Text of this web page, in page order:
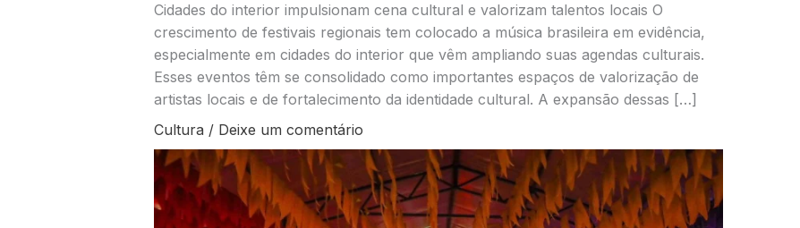
Cidades do interior impulsionam cena cultural e valorizam talentos locais O
crescimento de festivais regionais tem colocado a música brasileira em evidência,
especialmente em cidades do interior que vêm ampliando suas agendas culturais.
Esses eventos têm se consolidado como importantes espaços de valorização de
artistas locais e de fortalecimento da identidade cultural. A expansão dessas […]
Cultura / Deixe um comentário